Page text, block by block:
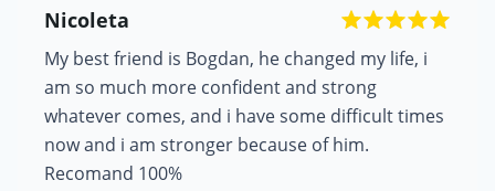
Nicoleta
My best friend is Bogdan, he changed my life, i
am so much more confident and strong
whatever comes, and i have some difficult times
now and i am stronger because of him.
Recomand 100%